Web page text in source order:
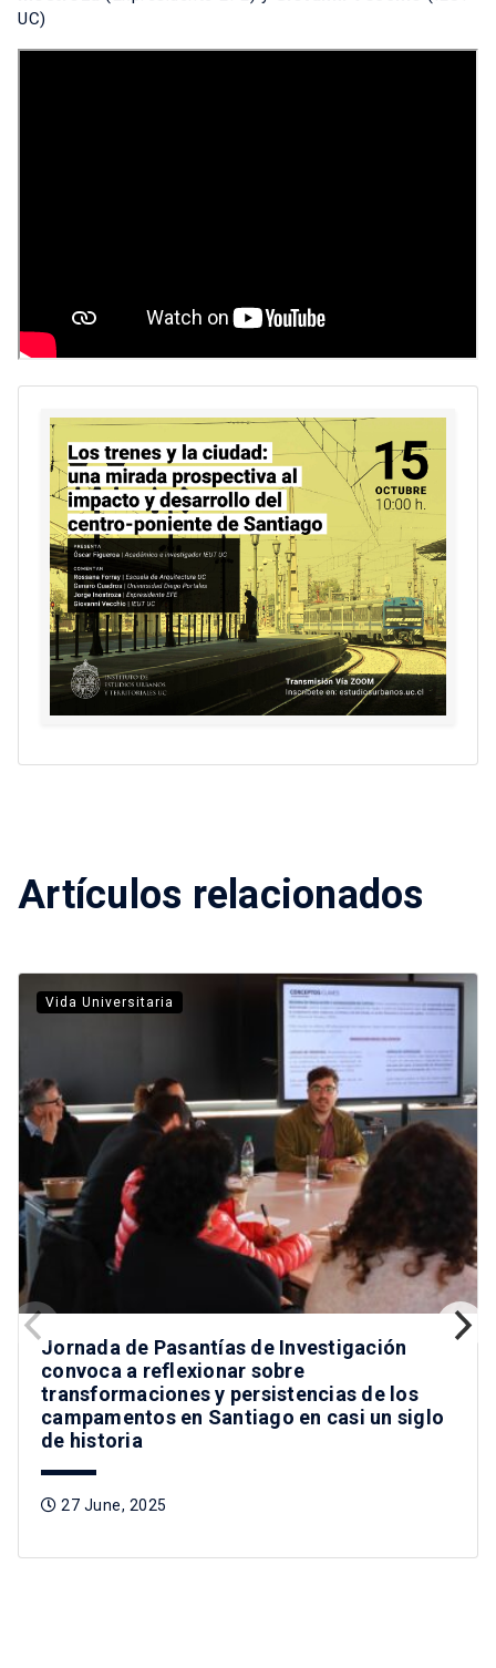
UC)
Artículos relacionados
Vida Universitaria
Jornada de Pasantías de Investigación
convoca a reflexionar sobre
transformaciones y persistencias de los
campamentos en Santiago en casi un siglo
de historia
27 June, 2025